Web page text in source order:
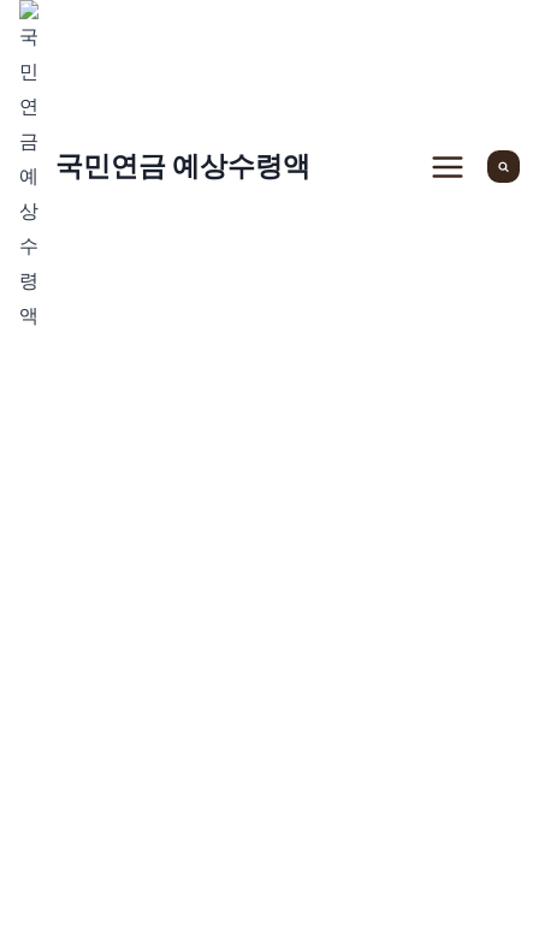
Skip
content
국민연금 예상수령액